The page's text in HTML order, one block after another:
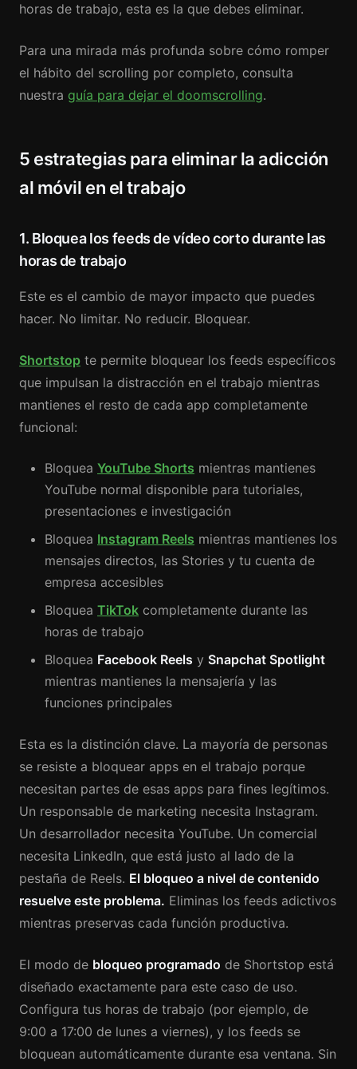
horas de trabajo, esta es la que debes eliminar.
Para una mirada más profunda sobre cómo romper
el hábito del scrolling por completo, consulta
nuestra guía para dejar el doomscrolling.
5 estrategias para eliminar la adicción
al móvil en el trabajo
1. Bloquea los feeds de vídeo corto durante las
horas de trabajo
Este es el cambio de mayor impacto que puedes
hacer. No limitar. No reducir. Bloquear.
Shortstop te permite bloquear los feeds específicos
que impulsan la distracción en el trabajo mientras
mantienes el resto de cada app completamente
funcional:
Bloquea YouTube Shorts mientras mantienes
YouTube normal disponible para tutoriales,
presentaciones e investigación
Bloquea Instagram Reels mientras mantienes los
mensajes directos, las Stories y tu cuenta de
empresa accesibles
Bloquea TikTok completamente durante las
horas de trabajo
Bloquea Facebook Reels y Snapchat Spotlight
mientras mantienes la mensajería y las
funciones principales
Esta es la distinción clave. La mayoría de personas
se resiste a bloquear apps en el trabajo porque
necesitan partes de esas apps para fines legítimos.
Un responsable de marketing necesita Instagram.
Un desarrollador necesita YouTube. Un comercial
necesita LinkedIn, que está justo al lado de la
pestaña de Reels. El bloqueo a nivel de contenido
resuelve este problema. Eliminas los feeds adictivos
mientras preservas cada función productiva.
El modo de bloqueo programado de Shortstop está
diseñado exactamente para este caso de uso.
Configura tus horas de trabajo (por ejemplo, de
9:00 a 17:00 de lunes a viernes), y los feeds se
bloquean automáticamente durante esa ventana. Sin